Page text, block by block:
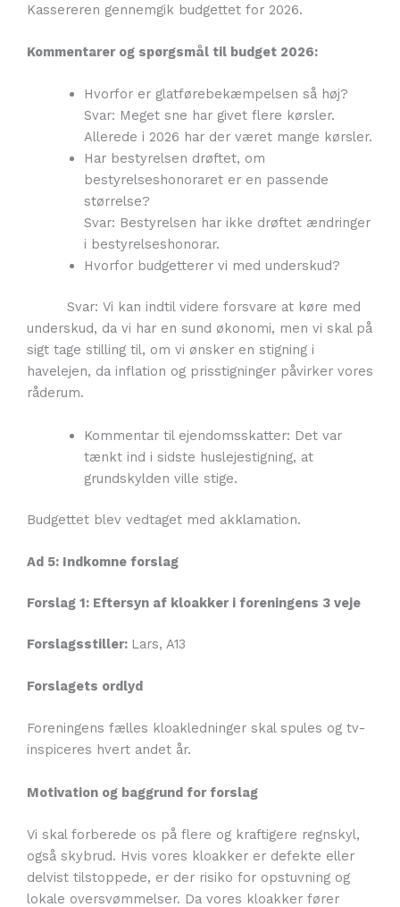
Kassereren gennemgik budgettet for 2026.
Kommentarer og spørgsmål til budget 2026:
Hvorfor er glatførebekæmpelsen så høj?
Svar: Meget sne har givet flere kørsler.
Allerede i 2026 har der været mange kørsler.
Har bestyrelsen drøftet, om
bestyrelseshonoraret er en passende
størrelse?
Svar: Bestyrelsen har ikke drøftet ændringer
i bestyrelseshonorar.
Hvorfor budgetterer vi med underskud?
Svar: Vi kan indtil videre forsvare at køre med
underskud, da vi har en sund økonomi, men vi skal på
sigt tage stilling til, om vi ønsker en stigning i
havelejen, da inflation og prisstigninger påvirker vores
råderum.
Kommentar til ejendomsskatter: Det var
tænkt ind i sidste huslejestigning, at
grundskylden ville stige.
Budgettet blev vedtaget med akklamation.
Ad 5: Indkomne forslag
Forslag 1: Eftersyn af kloakker i foreningens 3 veje
Forslagsstiller: Lars, A13
Forslagets ordlyd
Foreningens fælles kloakledninger skal spules og tv-
inspiceres hvert andet år.
Motivation og baggrund for forslag
Vi skal forberede os på flere og kraftigere regnskyl,
også skybrud. Hvis vores kloakker er defekte eller
delvist tilstoppede, er der risiko for opstuvning og
lokale oversvømmelser. Da vores kloakker fører